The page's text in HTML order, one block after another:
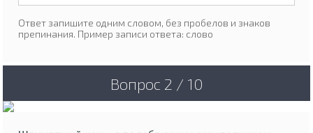
Ответ запишите одним словом, без пробелов и знаков
препинания. Пример записи ответа: слово
Вопрос 2 / 10